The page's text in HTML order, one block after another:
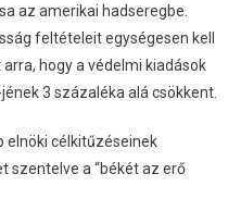
az amerikai hadseregbe.
feltételeit egységesen kell
hogy a védelmi kiadások
3 százaléka alá csökkent.
elnöki célkitűzéseinek
szentelve a “békét az erő